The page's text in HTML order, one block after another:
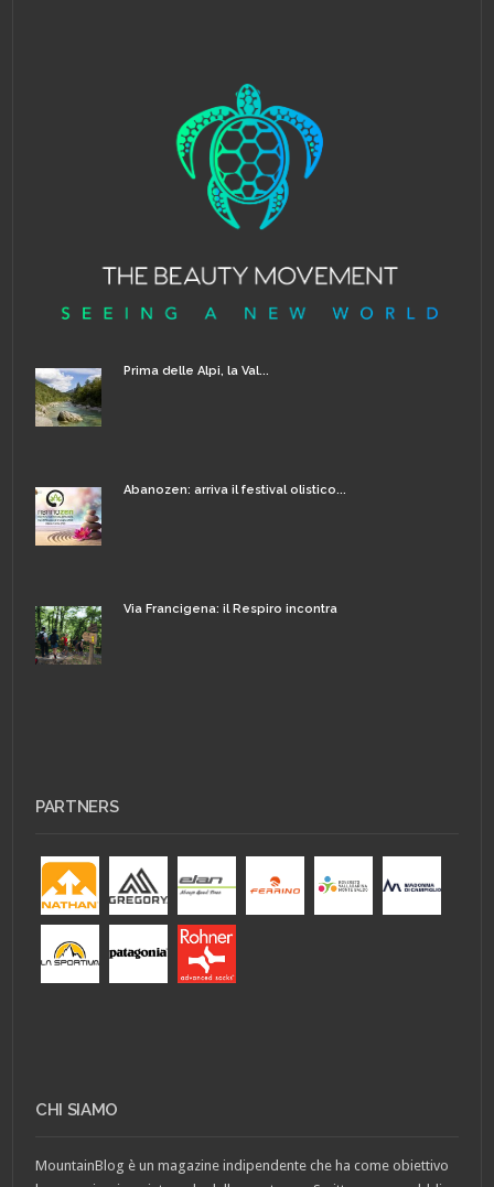
Prima delle Alpi, la Val...
Abanozen: arriva il festival olistico...
Via Francigena: il Respiro incontra
PARTNERS
CHI SIAMO
MountainBlog è un magazine indipendente che ha come obiettivo